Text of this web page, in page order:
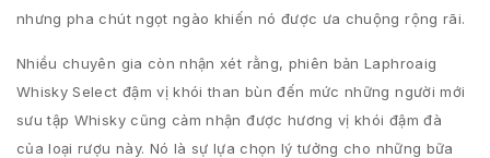
nhưng pha chút ngọt ngào khiến nó được ưa chuộng rộng rãi.
Nhiều chuyên gia còn nhận xét rằng, phiên bản Laphroaig
Whisky Select đậm vị khói than bùn đến mức những người mới
sưu tập Whisky cũng cảm nhận được hương vị khói đậm đà
của loại rượu này. Nó là sự lựa chọn lý tưởng cho những bữa